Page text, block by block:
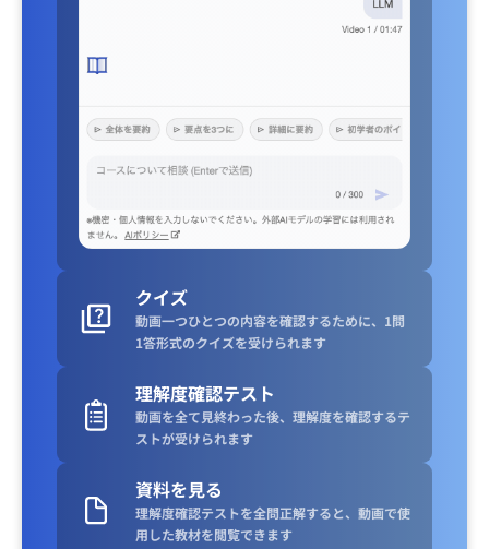
クイズ
動画一つひとつの内容を確認するために、1問
1答形式のクイズを受けられます
理解度確認テスト
動画を全て見終わった後、理解度を確認するテ
ストが受けられます
資料を見る
理解度確認テストを全問正解すると、動画で使
用した教材を閲覧できます